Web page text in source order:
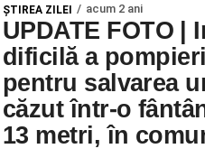
ŞTIREA ZILEI acum 2 ani
UPDATE FOTO |
dificilă a
pentru salvarea
căzut într-o
13 metri, în